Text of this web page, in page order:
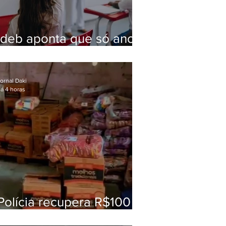
aponta que só anos
da educação
recupera R$100
Daki
4 horas